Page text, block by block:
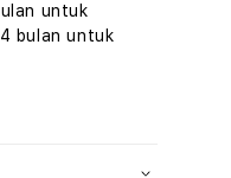
untuk
bulan untuk